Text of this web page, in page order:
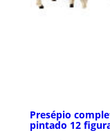
Presépio
pintado 12